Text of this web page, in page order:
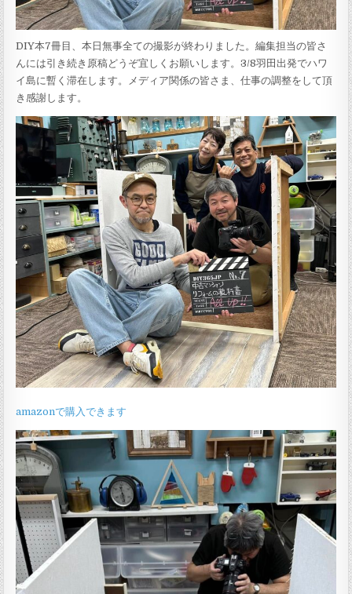
DIY本7冊目、本日無事全ての撮影が終わりました。編集担当の皆さ
んには引き続き原稿どうぞ宜しくお願いします。3/8羽田出発でハワ
イ島に暫く滞在します。メディア関係の皆さま、仕事の調整をして頂
き感謝します。
amazonで購入できます